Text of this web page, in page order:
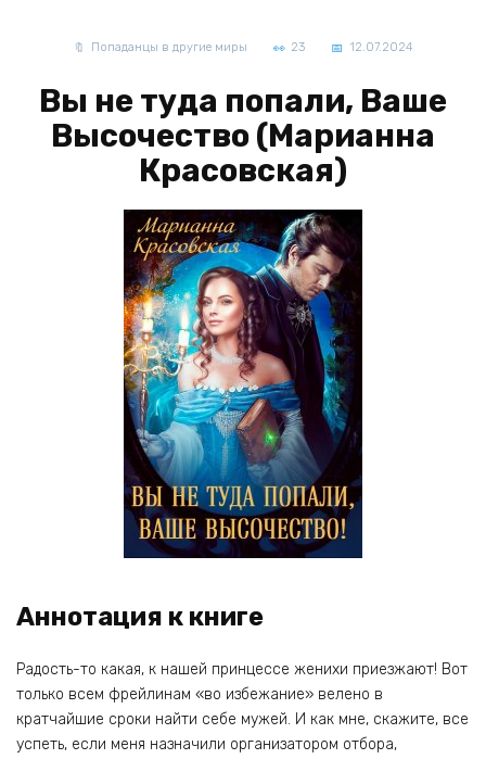
Попаданцы в другие миры 23 12.07.2024
Вы не туда попали, Ваше
Высочество (Марианна
Красовская)
Аннотация к книге
Радость-то какая, к нашей принцессе женихи приезжают! Вот
только всем фрейлинам «во избежание» велено в
кратчайшие сроки найти себе мужей. И как мне, скажите, все
успеть, если меня назначили организатором отбора,